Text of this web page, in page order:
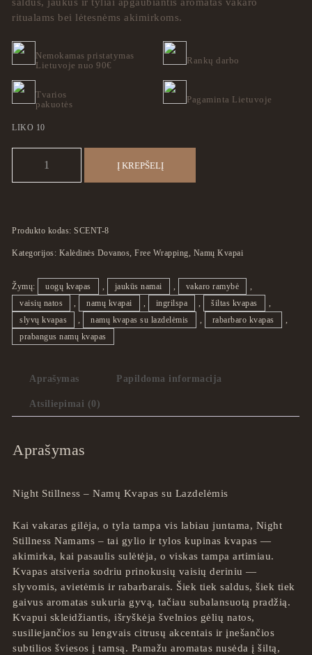
ritualams bei lėtesnėms akimirkoms.
Nemokamas pristatymas
Lietuvoje nuo 90€
Rankų darbo
Tvarios
pakuotės
Pagaminta Lietuvoje
LIKO 10
Į KREPŠELĮ
Produkto kodas:SCENT-8
Kategorijos: Kalėdinės Dovanos ,Free Wrapping Namų Kvapai
Žymų: uogų kvapas jaukūs namai vakaro ramybė
vaisių natos
namų kvapai ingrilspa šiltas kvapas
slyvų kvapas
namų kvapas su lazdelėmis rabarbaro kvapas
prabangus namų kvapas
Aprašymas Papildoma informacija
Atsiliepimai (0)
Aprašymas
Night Stillness – Namų Kvapas su Lazdelėmis
Kai vakaras gilėja, o tyla tampa vis labiau juntama, Night
Stillness Namams – tai gylio ir tylos kupinas kvapas —
akimirka, kai pasaulis sulėtėja, o viskas tampa artimiau.
Kvapas atsiveria sodriu prinokusių vaisių deriniu —
slyvomis, avietėmis ir rabarbarais. Šiek tiek saldus, šiek tiek
gaivus aromatas sukuria gyvą, tačiau subalansuotą pradžią.
Kvapui skleidžiantis, išryškėja švelnios gėlių natos,
susiliejančios su lengvais citrusų akcentais ir įnešančios
subtilios šviesos į tamsą. Pamažu aromatas nusėda į šiltą,